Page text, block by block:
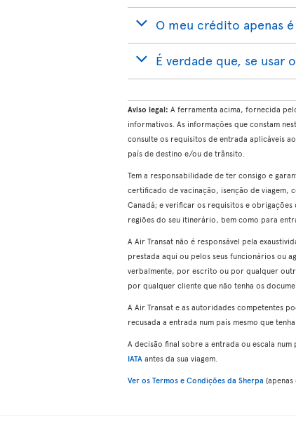
O meu crédito apenas
É verdade que, se
Aviso legal: A ferramenta acima, fornecida
informativos. As informações que constam
consulte os requisitos de entrada aplicáveis
país de destino e/ou de trânsito.
Tem a responsabilidade de ter consigo e
certificado de vacinação, isenção de viagem,
Canadá; e verificar os requisitos e
regiões do seu itinerário, bem como para
A Air Transat não é responsável pela
prestada aqui ou pelos seus funcionários ou
verbalmente, por escrito ou por qualquer
por qualquer cliente que não tenha os
A Air Transat e as autoridades competentes
recusada a entrada num país mesmo que
A decisão final sobre a entrada ou escala
IATA antes da sua viagem.
Ver os Termos e Condições da Sherpa